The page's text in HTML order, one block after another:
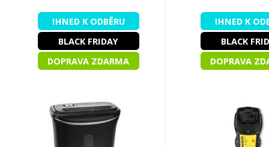
IHNED K ODBĚRU
BLACK FRIDAY
DOPRAVA ZDARMA
IHNED K
BLACK
DOPRAVA